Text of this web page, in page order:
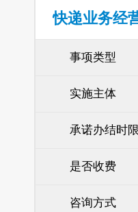
快递业务经
事项类型
实施主体
承诺办结时限
是否收费
咨询方式